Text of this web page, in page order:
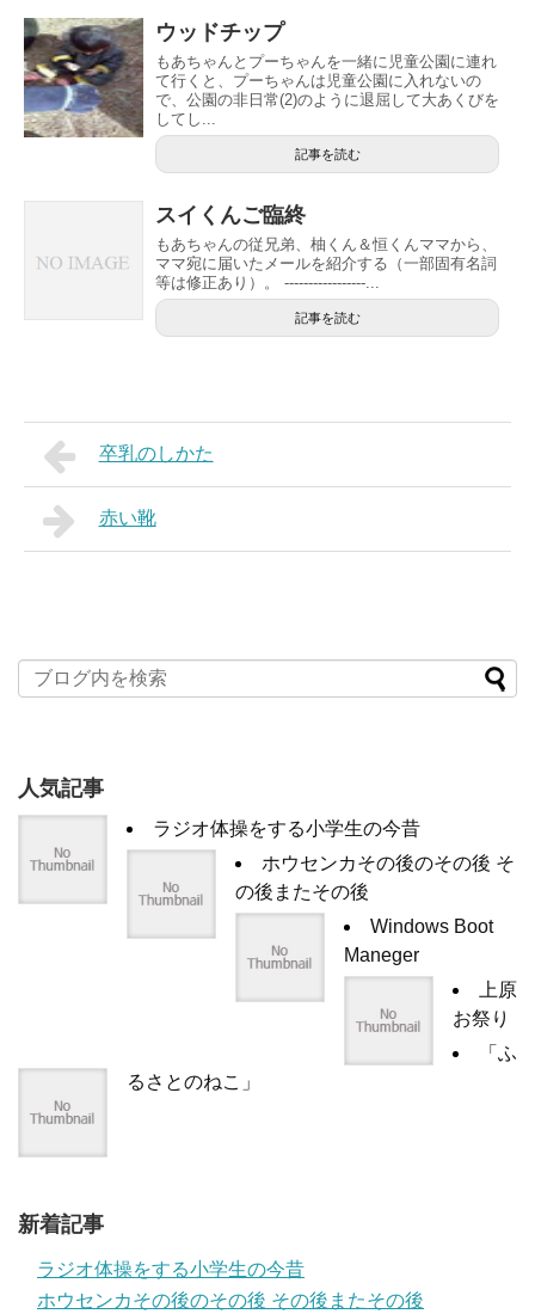
ウッドチップ
もあちゃんとプーちゃんを一緒に児童公園に連れ
て行くと、プーちゃんは児童公園に入れないの
で、公園の非日常(2)のように退屈して大あくびを
してし...
記事を読む
スイくんご臨終
もあちゃんの従兄弟、柚くん＆恒くんママから、
ママ宛に届いたメールを紹介する（一部固有名詞
等は修正あり）。 -----------------...
記事を読む
卒乳のしかた
赤い靴
人気記事
ラジオ体操をする小学生の今昔
ホウセンカその後のその後 そ
の後またその後
Windows Boot
Maneger
上原
お祭り
「ふ
るさとのねこ」
新着記事
ラジオ体操をする小学生の今昔
ホウセンカその後のその後 その後またその後